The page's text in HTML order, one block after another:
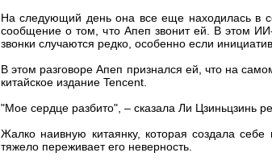
На следующий день она все еще находилась в
сообщение о том, что Апеп звонит ей. В этом
звонки случаются редко, особенно если
В этом разговоре Апеп признался ей, что на
китайское издание Tencent.
"Мое сердце разбито", – сказала Ли Цзиньцзинь
Жалко наивную китаянку, которая создала
тяжело переживает его неверность.